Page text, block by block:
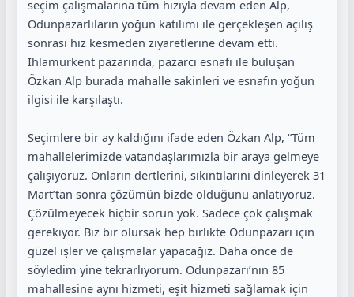
seçim çalışmalarına tüm hızıyla devam eden Alp,
Odunpazarlıların yoğun katılımı ile gerçekleşen açılış
sonrası hız kesmeden ziyaretlerine devam etti.
Ihlamurkent pazarında, pazarcı esnafı ile buluşan
Özkan Alp burada mahalle sakinleri ve esnafın yoğun
ilgisi ile karşılaştı.
Seçimlere bir ay kaldığını ifade eden Özkan Alp, “Tüm
mahallelerimizde vatandaşlarımızla bir araya gelmeye
çalışıyoruz. Onların dertlerini, sıkıntılarını dinleyerek 31
Mart’tan sonra çözümün bizde olduğunu anlatıyoruz.
Çözülmeyecek hiçbir sorun yok. Sadece çok çalışmak
gerekiyor. Biz bir olursak hep birlikte Odunpazarı için
güzel işler ve çalışmalar yapacağız. Daha önce de
söyledim yine tekrarlıyorum. Odunpazarı’nın 85
mahallesine aynı hizmeti, eşit hizmeti sağlamak için